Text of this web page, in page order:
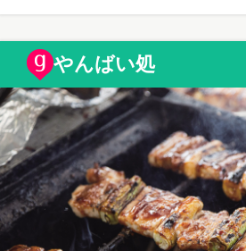
やんばい処